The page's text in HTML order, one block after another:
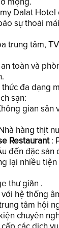
Dalat
sự thoải
trung tâm,
toàn và
đa dạng
sạn:
gian sân
hàng thịt
Restaurant:
đến đặc sản
lại nhiều
thư giãn .
hệ thống
tâm hội
chuyên